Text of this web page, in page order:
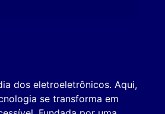
dos eletroeletrônicos. Aqui,
se transforma em